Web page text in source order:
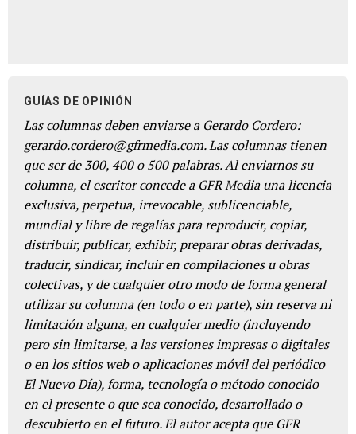
GUÍAS DE OPINIÓN
Las columnas deben enviarse a Gerardo Cordero:
gerardo.cordero@gfrmedia.com. Las columnas tienen
que ser de 300, 400 o 500 palabras. Al enviarnos su
columna, el escritor concede a GFR Media una licencia
exclusiva, perpetua, irrevocable, sublicenciable,
mundial y libre de regalías para reproducir, copiar,
distribuir, publicar, exhibir, preparar obras derivadas,
traducir, sindicar, incluir en compilaciones u obras
colectivas, y de cualquier otro modo de forma general
utilizar su columna (en todo o en parte), sin reserva ni
limitación alguna, en cualquier medio (incluyendo
pero sin limitarse, a las versiones impresas o digitales
o en los sitios web o aplicaciones móvil del periódico
El Nuevo Día), forma, tecnología o método conocido
en el presente o que sea conocido, desarrollado o
descubierto en el futuro. El autor acepta que GFR